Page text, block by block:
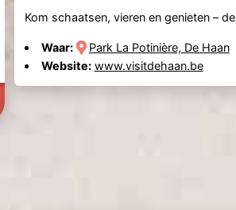
Kom schaatsen, vieren en genieten –
Waar:
Park La Potinière, De Haan
Website: www.visitdehaan.be